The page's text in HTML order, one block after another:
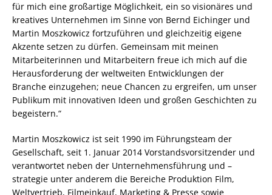
für mich eine großartige Möglichkeit, ein so visionäres und
kreatives Unternehmen im Sinne von Bernd Eichinger und
Martin Moszkowicz fortzuführen und gleichzeitig eigene
Akzente setzen zu dürfen. Gemeinsam mit meinen
Mitarbeiterinnen und Mitarbeitern freue ich mich auf die
Herausforderung der weltweiten Entwicklungen der
Branche einzugehen; neue Chancen zu ergreifen, um unser
Publikum mit innovativen Ideen und großen Geschichten zu
begeistern.“
Martin Moszkowicz ist seit 1990 im Führungsteam der
Gesellschaft, seit 1. Januar 2014 Vorstandsvorsitzender und
verantwortet neben der Unternehmensführung und –
strategie unter anderem die Bereiche Produktion Film,
Weltvertrieb, Filmeinkauf, Marketing & Presse sowie